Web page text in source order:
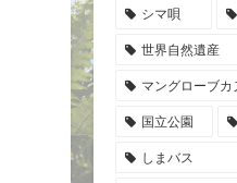
シマ唄
世界自然遺産
マングローブカ
国立公園
しまバス